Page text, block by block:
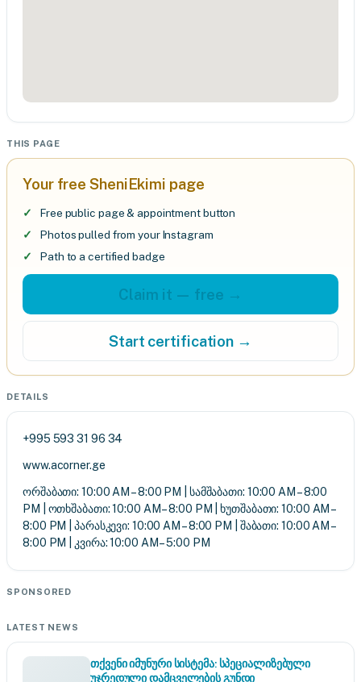
THIS PAGE
Your free SheniEkimi page
Free public page & appointment button
Photos pulled from your Instagram
Path to a certified badge
Claim it — free →
Start certification →
DETAILS
+995 593 31 96 34
www.acorner.ge
ორშაბათი: 10:00 AM – 8:00 PM | სამშაბათი: 10:00 AM – 8:00
PM | ოთხშაბათი: 10:00 AM – 8:00 PM | ხუთშაბათი: 10:00 AM –
8:00 PM | პარასკევი: 10:00 AM – 8:00 PM | შაბათი: 10:00 AM –
8:00 PM | კვირა: 10:00 AM – 5:00 PM
SPONSORED
LATEST NEWS
თქვენი იმუნური სისტემა: სპეციალიზებული
უჯრედული დამცველების გუნდი